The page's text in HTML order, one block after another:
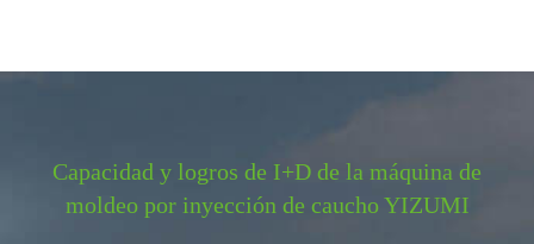
Capacidad y logros de I+D de la máquina de
moldeo por inyección de caucho YIZUMI